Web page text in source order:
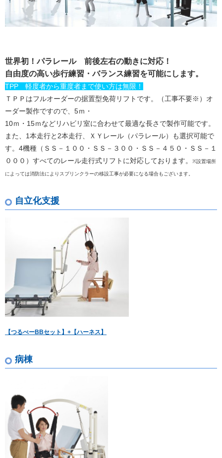
世界初！パラレール 前後左右の動きに対応！
自由度の高い歩行練習・バランス練習を可能にします。
TPP 軽度者から重度者まで使い方は無限！
ＴＰＰはフルオーダーの据置型免荷リフトです。（工事不要※）オ
ーダー製作ですので、5ｍ・
10ｍ・15ｍなどリハビリ室に合わせて最適な長さで製作可能です。
また、1本走行と2本走行、ＸＹレール（パラレール）も選択可能で
す。4機種（ＳＳ－１００・ＳＳ－３００・ＳＳ－４５０・ＳＳ－１
０００）すべてのレール走行式リフトに対応しております。
※設置場所
によっては消防法によりスプリンクラーの移設工事が必要になる場合もございます。
自立化支援
【つるべーBBセット】 + 【ハーネス】
病棟